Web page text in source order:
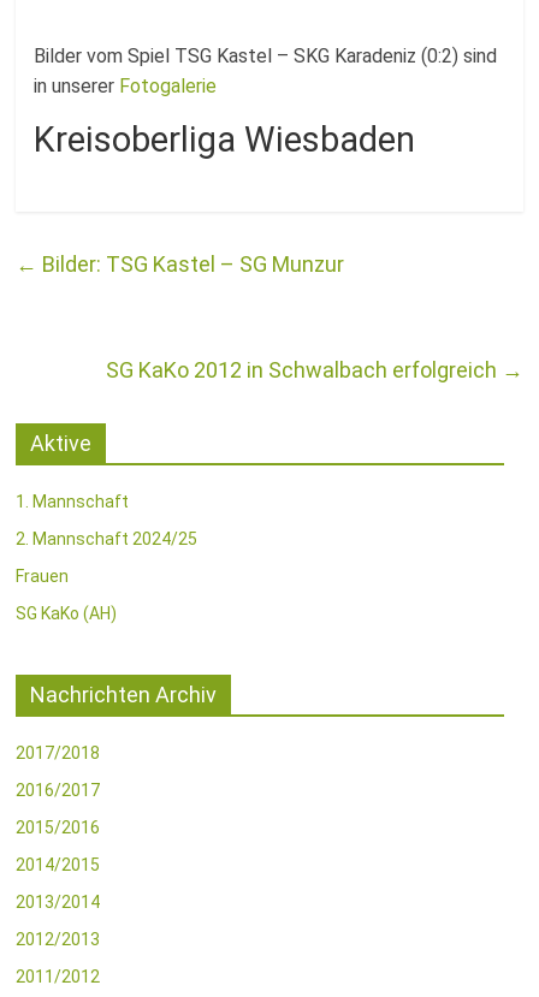
Bilder vom Spiel TSG Kastel – SKG Karadeniz (0:2) sind
in unserer Fotogalerie
Kreisoberliga Wiesbaden
← Bilder: TSG Kastel – SG Munzur
SG KaKo 2012 in Schwalbach erfolgreich →
Aktive
1. Mannschaft
2. Mannschaft 2024/25
Frauen
SG KaKo (AH)
Nachrichten Archiv
2017/2018
2016/2017
2015/2016
2014/2015
2013/2014
2012/2013
2011/2012